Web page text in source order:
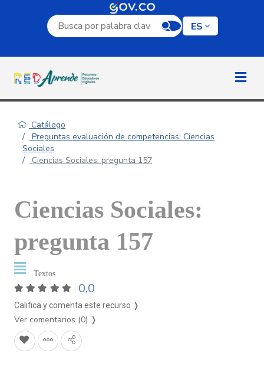
Campo de búsqueda por palabra clave
ES
Catálogo
Preguntas evaluación de competencias: Ciencias
Sociales
Ciencias Sociales: pregunta 157
Ciencias Sociales:
pregunta 157
Textos
0,0
Califica y comenta este recurso ❭
Ver comentarios (0) ❭